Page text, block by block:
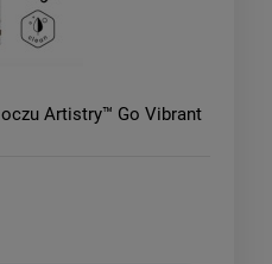
Artistry™ Go Vibrant